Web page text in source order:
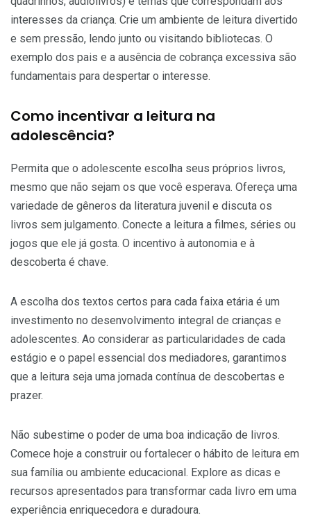
interesses da criança. Crie um ambiente de leitura divertido
e sem pressão, lendo junto ou visitando bibliotecas. O
exemplo dos pais e a ausência de cobrança excessiva são
fundamentais para despertar o interesse.
Como incentivar a leitura na
adolescência?
Permita que o adolescente escolha seus próprios livros,
mesmo que não sejam os que você esperava. Ofereça uma
variedade de gêneros da literatura juvenil e discuta os
livros sem julgamento. Conecte a leitura a filmes, séries ou
jogos que ele já gosta. O incentivo à autonomia e à
descoberta é chave.
A escolha dos textos certos para cada faixa etária é um
investimento no desenvolvimento integral de crianças e
adolescentes. Ao considerar as particularidades de cada
estágio e o papel essencial dos mediadores, garantimos
que a leitura seja uma jornada contínua de descobertas e
prazer.
Não subestime o poder de uma boa indicação de livros.
Comece hoje a construir ou fortalecer o hábito de leitura em
sua família ou ambiente educacional. Explore as dicas e
recursos apresentados para transformar cada livro em uma
experiência enriquecedora e duradoura.